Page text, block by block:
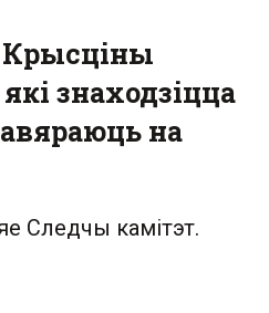
знаходзіцца
на
Следчы камітэт.